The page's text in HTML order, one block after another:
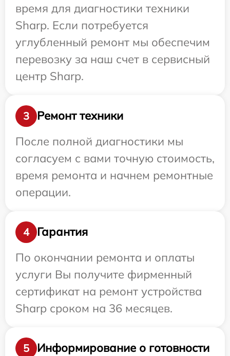
время для диагностики техники
Sharp. Если потребуется
углубленный ремонт мы обеспечим
перевозку за наш счет в сервисный
центр Sharp.
3
Ремонт техники
После полной диагностики мы
согласуем с вами точную стоимость,
время ремонта и начнем ремонтные
операции.
4
Гарантия
По окончании ремонта и оплаты
услуги Вы получите фирменный
сертификат на ремонт устройства
Sharp сроком на 36 месяцев.
5
Информирование о готовности